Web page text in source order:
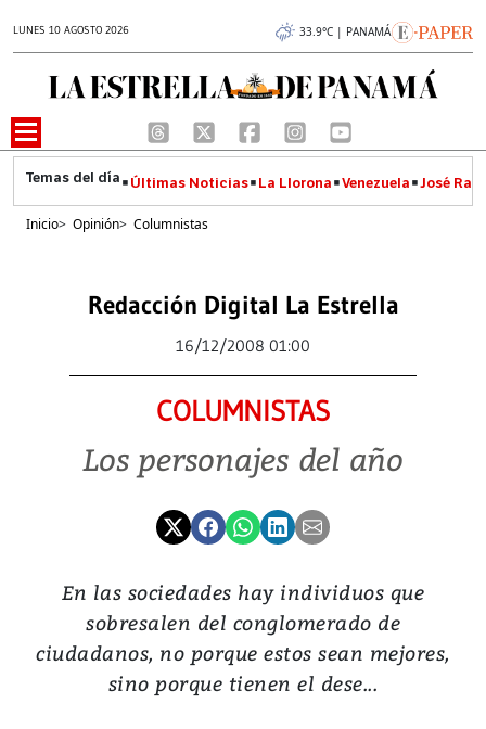
LUNES 10 AGOSTO 2026 33.9°C | PANAMÁ
Últimas Noticias La Llorona Venezuela José
Inicio> Opinión> Columnistas
Redacción Digital La Estrella
16/12/2008 01:00
COLUMNISTAS
Los personajes del año
En las sociedades hay individuos que
sobresalen del conglomerado de
ciudadanos, no porque estos sean mejores,
sino porque tienen el dese...